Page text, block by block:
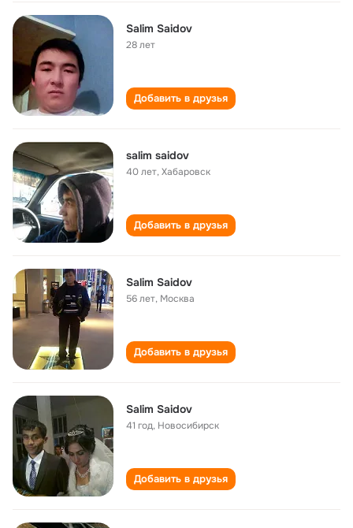
Salim Saidov
28 лет
Добавить в друзья
salim saidov
40 лет,Хабаровск
Добавить в друзья
Salim Saidov
56 лет, Москва
Добавить в друзья
Salim Saidov
41 год, Новосибирск
Добавить в друзья